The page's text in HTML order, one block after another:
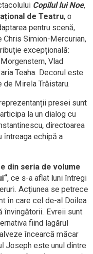
Copilul lui Noe,
de Teatru, o
pentru scenă,
Chris Simion-Mercurian,
excepțională:
Vlad
Teaha. Decorul este
Mirela Trăistaru.
presei sunt
la un dialog cu
directoarea
întreaga echipă a
din seria de volume
, ce s-a aflat luni întregi
Acțiunea se petrece
în care cel de-al Doilea
învingătorii. Evreii sunt
fiind lagărul
încearcă măcar
Joseph este unul dintre